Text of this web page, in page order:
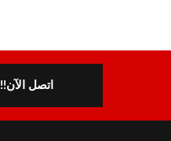
اتصل الآن!!